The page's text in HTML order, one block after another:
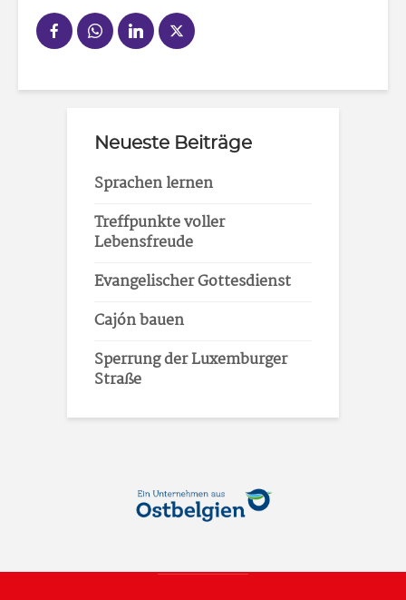
Neueste Beiträge
Sprachen lernen
Treffpunkte voller
Lebensfreude
Evangelischer Gottesdienst
Cajón bauen
Sperrung der Luxemburger
Straße